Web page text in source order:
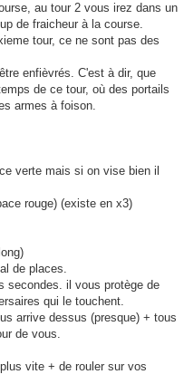
au tour 2 vous irez dans un
de fraicheur à la course.
tour, ce ne sont pas des
enfièvrés. C'est à dir, que
de ce tour, où des portails
armes à foison.
verte mais si on vise bien il
rouge) (existe en x3)
de places.
secondes. il vous protège de
qui le touchent.
arrive dessus (presque) + tous
de vous.
vite + de rouler sur vos